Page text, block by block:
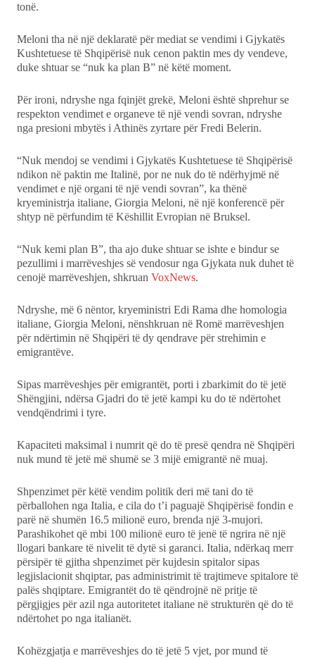
tonë.
Meloni tha në një deklaratë për mediat se vendimi i Gjykatës
Kushtetuese të Shqipërisë nuk cenon paktin mes dy vendeve,
duke shtuar se “nuk ka plan B” në këtë moment.
Për ironi, ndryshe nga fqinjët grekë, Meloni është shprehur se
respekton vendimet e organeve të një vendi sovran, ndryshe
nga presioni mbytës i Athinës zyrtare për Fredi Belerin.
“Nuk mendoj se vendimi i Gjykatës Kushtetuese të Shqipërisë
ndikon në paktin me Italinë, por ne nuk do të ndërhyjmë në
vendimet e një organi të një vendi sovran”, ka thënë
kryeministrja italiane, Giorgia Meloni, në një konferencë për
shtyp në përfundim të Këshillit Evropian në Bruksel.
“Nuk kemi plan B”, tha ajo duke shtuar se ishte e bindur se
pezullimi i marrëveshjes së vendosur nga Gjykata nuk duhet të
cenojë marrëveshjen, shkruan VoxNews.
Ndryshe, më 6 nëntor, kryeministri Edi Rama dhe homologia
italiane, Giorgia Meloni, nënshkruan në Romë marrëveshjen
për ndërtimin në Shqipëri të dy qendrave për strehimin e
emigrantëve.
Sipas marrëveshjes për emigrantët, porti i zbarkimit do të jetë
Shëngjini, ndërsa Gjadri do të jetë kampi ku do të ndërtohet
vendqëndrimi i tyre.
Kapaciteti maksimal i numrit që do të presë qendra në Shqipëri
nuk mund të jetë më shumë se 3 mijë emigrantë në muaj.
Shpenzimet për këtë vendim politik deri më tani do të
përballohen nga Italia, e cila do t’i paguajë Shqipërisë fondin e
parë në shumën 16.5 milionë euro, brenda një 3-mujori.
Parashikohet që mbi 100 milionë euro të jenë të ngrira në një
llogari bankare të nivelit të dytë si garanci. Italia, ndërkaq merr
përsipër të gjitha shpenzimet për kujdesin spitalor sipas
legjislacionit shqiptar, pas administrimit të trajtimeve spitalore të
palës shqiptare. Emigrantët do të qëndrojnë në pritje të
përgjigjes për azil nga autoritetet italiane në strukturën që do të
ndërtohet po nga italianët.
Kohëzgjatja e marrëveshjes do të jetë 5 vjet, por mund të